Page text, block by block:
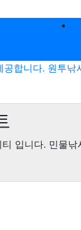
합니다. 원투
입니다. 민물